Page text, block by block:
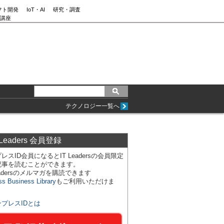
ト開発 IoT・AI
研究・調査
座
テクノロジー一覧へ
会員登録
スID会員になるとIT Leadersの会員限定
を読むことができます。
のメルマガを購読できます
Business Libraryもご利用いただけま
プレスIDとは